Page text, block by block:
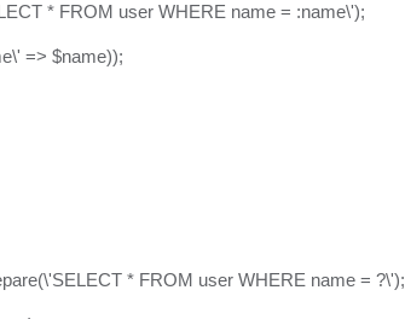
* FROM user WHERE name = :name\');
=> $name));
* FROM user WHERE name = ?\');